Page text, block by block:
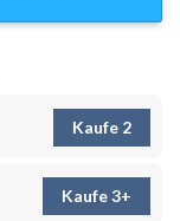
Kaufe 2
Kaufe 3+